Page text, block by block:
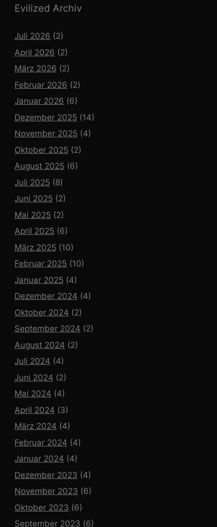
Evilized Archiv
Juli 2026 (2)
April 2026 (2)
März 2026 (2)
Februar 2026 (2)
Januar 2026 (6)
Dezember 2025 (14)
November 2025 (4)
Oktober 2025 (2)
August 2025 (6)
Juli 2025 (8)
Juni 2025 (2)
Mai 2025 (2)
April 2025 (6)
März 2025 (10)
Februar 2025 (10)
Januar 2025 (4)
Dezember 2024 (4)
Oktober 2024 (2)
September 2024 (2)
August 2024 (2)
Juli 2024 (4)
Juni 2024 (2)
Mai 2024 (4)
April 2024 (3)
März 2024 (4)
Februar 2024 (4)
Januar 2024 (4)
Dezember 2023 (4)
November 2023 (6)
Oktober 2023 (6)
September 2023 (6)